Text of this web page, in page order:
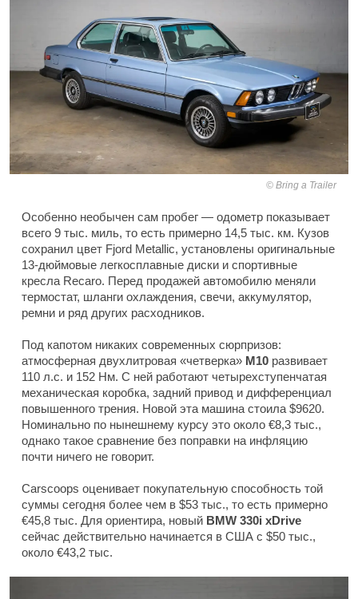
Bring a Trailer
Особенно необычен сам пробег — одометр показывает
всего 9 тыс. миль, то есть примерно 14,5 тыс. км. Кузов
сохранил цвет Fjord Metallic, установлены оригинальные
13-дюймовые легкосплавные диски и спортивные
кресла Recaro. Перед продажей автомобилю меняли
термостат, шланги охлаждения, свечи, аккумулятор,
ремни и ряд других расходников.
Под капотом никаких современных сюрпризов:
атмосферная двухлитровая «четверка» M10 развивает
110 л.с. и 152 Нм. С ней работают четырехступенчатая
механическая коробка, задний привод и дифференциал
повышенного трения. Новой эта машина стоила $9620.
Номинально по нынешнему курсу это около €8,3 тыс.,
однако такое сравнение без поправки на инфляцию
почти ничего не говорит.
Carscoops оценивает покупательную способность той
суммы сегодня более чем в $53 тыс., то есть примерно
€45,8 тыс. Для ориентира, новый BMW 330i xDrive
сейчас действительно начинается в США с $50 тыс.,
около €43,2 тыс.